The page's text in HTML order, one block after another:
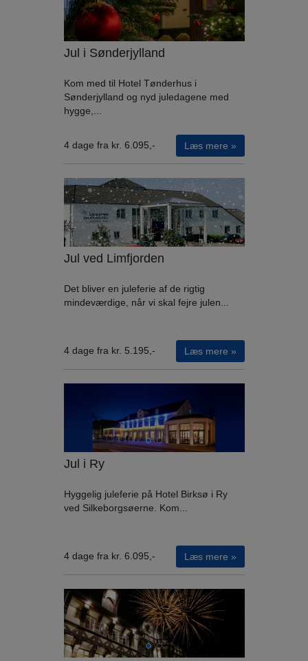
Jul i Sønderjylland
Kom med til Hotel Tønderhus i
Sønderjylland og nyd juledagene med
hygge,...
4 dage fra kr. 6.095,- Læs mere »
Jul ved Limfjorden
Det bliver en juleferie af de rigtig
mindeværdige, når vi skal fejre julen...
4 dage fra kr. 5.195,- Læs mere »
Jul i Ry
Hyggelig juleferie på Hotel Birksø i Ry
ved Silkeborgsøerne. Kom...
4 dage fra kr. 6.095,- Læs mere »